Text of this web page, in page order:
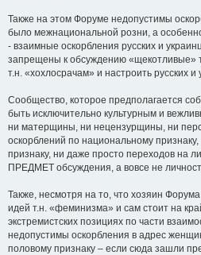
Также на этом Форуме недопустимы
было межнациональной розни, а
- взаимные оскорбления русских и
запрещены к обсуждению «щекотливые»
т.н. «хохлосрачам» и настроить русских и
Сообщество, которое предполагается
быть исключительно культурным и
ни матерщины, ни нецензурщины, ни
оскорблений по национальному
признаку, ни даже просто переходов на
ПРЕДМЕТ обсуждения, а вовсе не
Также, несмотря на то, что хозяин
идей т.н. «феминизма» и сам стоит на
экстремистских позициях по части
недопустимы оскорбления в адрес
половому признаку – если сюда зашли